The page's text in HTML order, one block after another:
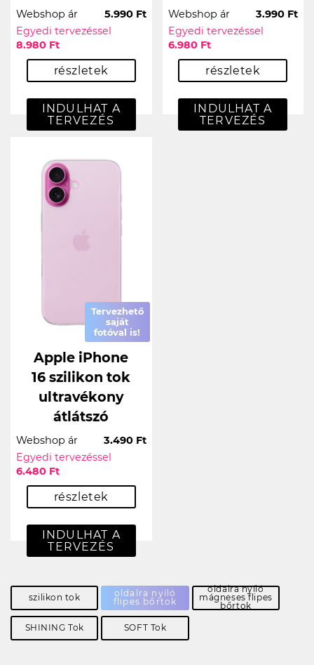
Webshop ár
5.990 Ft
Egyedi tervezéssel
8.980 Ft
részletek
INDULHAT A
TERVEZÉS
Webshop ár
3.990 Ft
Egyedi tervezéssel
6.980 Ft
részletek
INDULHAT A
TERVEZÉS
Tervezhető
saját
fotóval is!
Apple iPhone
16 szilikon tok
ultravékony
átlátszó
Webshop ár
3.490 Ft
Egyedi tervezéssel
6.480 Ft
részletek
INDULHAT A
TERVEZÉS
szilikon tok
oldalra nyíló
flipes bőrtok
oldalra nyíló
mágneses flipes
bőrtok
SHINING Tok SOFT Tok